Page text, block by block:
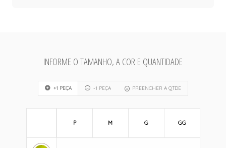
INFORME O TAMANHO, A COR E QUANTIDADE
+1 PEÇA -1 PEÇA PREENCHER A QTDE
P M G GG